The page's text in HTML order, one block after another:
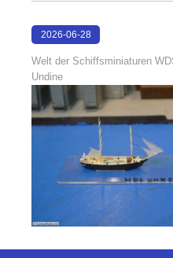
2026-06-28
Welt der Schiffsminiaturen
Undine